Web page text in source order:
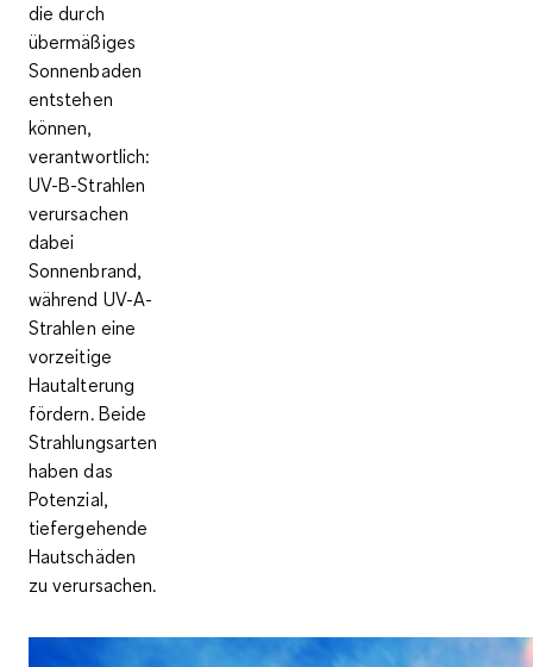
die durch
übermäßiges
Sonnenbaden
entstehen
können,
verantwortlich:
UV-B-Strahlen
verursachen
dabei
Sonnenbrand,
während UV-A-
Strahlen eine
vorzeitige
Hautalterung
fördern. Beide
Strahlungsarten
haben das
Potenzial,
tiefergehende
Hautschäden
zu verursachen.